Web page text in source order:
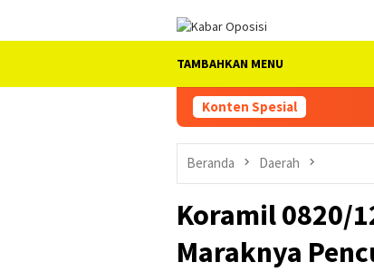
TAMBAHKAN MENU
Konten Spesial
Beranda Daerah
Koramil 0820/
Maraknya